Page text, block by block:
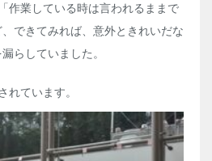
作業している時は言われるままで
できてみれば、意外ときれいだな
らしていました。
れています。